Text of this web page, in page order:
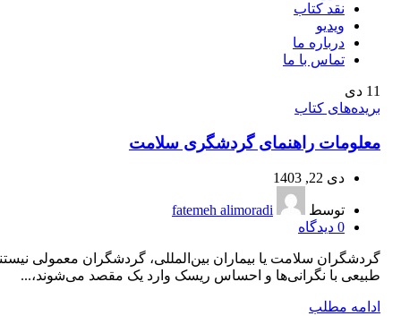
نقد کتاب
ویدیو
درباره‌ ما
تماس با ما
11 دی
بریده‌های کتاب
معلومات راهنمای گردشگری سلامت
دی 22, 1403
توسط
fatemeh alimoradi
0 دیدگاه
گردشگران سلامت یا بیماران بین‌المللی، گردشگران معمولی
طبیعی با نگرانی‌ها و احساس ریسک وارد یک مقصد می‌شوند،...
ادامه مطلب